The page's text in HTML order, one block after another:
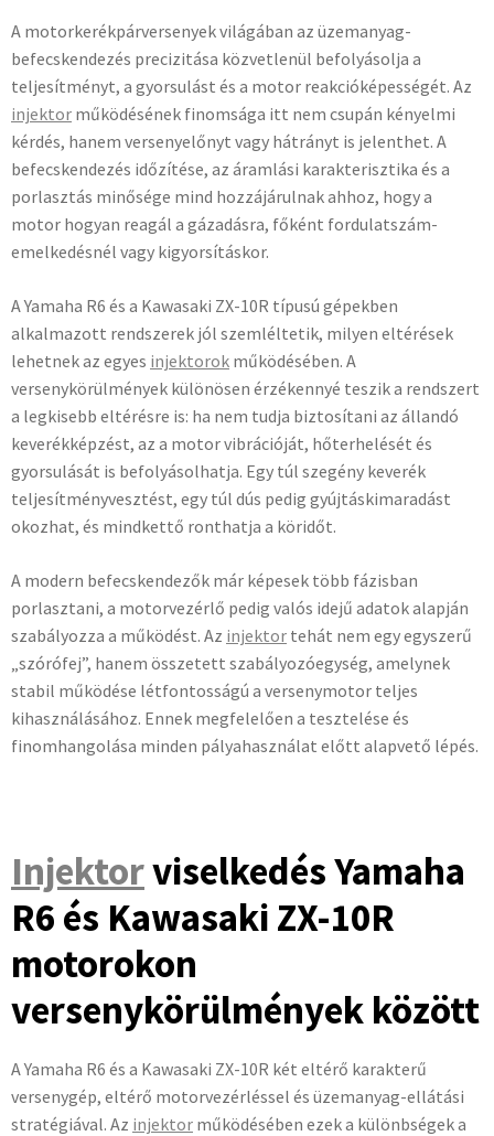
A motorkerékpárversenyek világában az üzemanyag-
befecskendezés precizitása közvetlenül befolyásolja a
teljesítményt, a gyorsulást és a motor reakcióképességét. Az
injektor működésének finomsága itt nem csupán kényelmi
kérdés, hanem versenyelőnyt vagy hátrányt is jelenthet. A
befecskendezés időzítése, az áramlási karakterisztika és a
porlasztás minősége mind hozzájárulnak ahhoz, hogy a
motor hogyan reagál a gázadásra, főként fordulatszám-
emelkedésnél vagy kigyorsításkor.
A Yamaha R6 és a Kawasaki ZX-10R típusú gépekben
alkalmazott rendszerek jól szemléltetik, milyen eltérések
lehetnek az egyes injektorok működésében. A
versenykörülmények különösen érzékennyé teszik a rendszert
a legkisebb eltérésre is: ha nem tudja biztosítani az állandó
keverékképzést, az a motor vibrációját, hőterhelését és
gyorsulását is befolyásolhatja. Egy túl szegény keverék
teljesítményvesztést, egy túl dús pedig gyújtáskimaradást
okozhat, és mindkettő ronthatja a köridőt.
A modern befecskendezők már képesek több fázisban
porlasztani, a motorvezérlő pedig valós idejű adatok alapján
szabályozza a működést. Az injektor tehát nem egy egyszerű
„szórófej”, hanem összetett szabályozóegység, amelynek
stabil működése létfontosságú a versenymotor teljes
kihasználásához. Ennek megfelelően a tesztelése és
finomhangolása minden pályahasználat előtt alapvető lépés.
Injektorviselkedés Yamaha
R6 és Kawasaki ZX-10R
motorokon
versenykörülmények között
A Yamaha R6 és a Kawasaki ZX-10R két eltérő karakterű
versenygép, eltérő motorvezérléssel és üzemanyag-ellátási
stratégiával. Az injektor működésében ezek a különbségek a